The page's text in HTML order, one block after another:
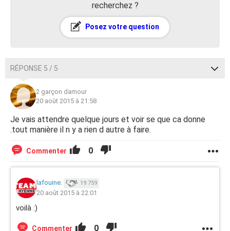
recherchez ?
Posez votre question
RÉPONSE 5 / 5
2 garçon damour
20 août 2015 à 21:58
Je vais attendre quelque jours et voir se que ca donne
.tout manière il n y a rien d autre à faire.
Commenter 0
lafouine. 19 759
20 août 2015 à 22:01
voilà :)
Commenter 0